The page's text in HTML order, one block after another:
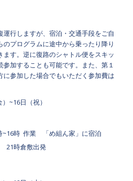
運行しますが、宿泊・交通手段をご自
プログラムに途中から乗ったり降り
ます。逆に復路のシャトル便をスキッ
加することも可能です。また、第１
に参加した場合でもいただく参加費は
~16日（祝）
時 作業 「め組ん家」に宿泊
時倉敷出発